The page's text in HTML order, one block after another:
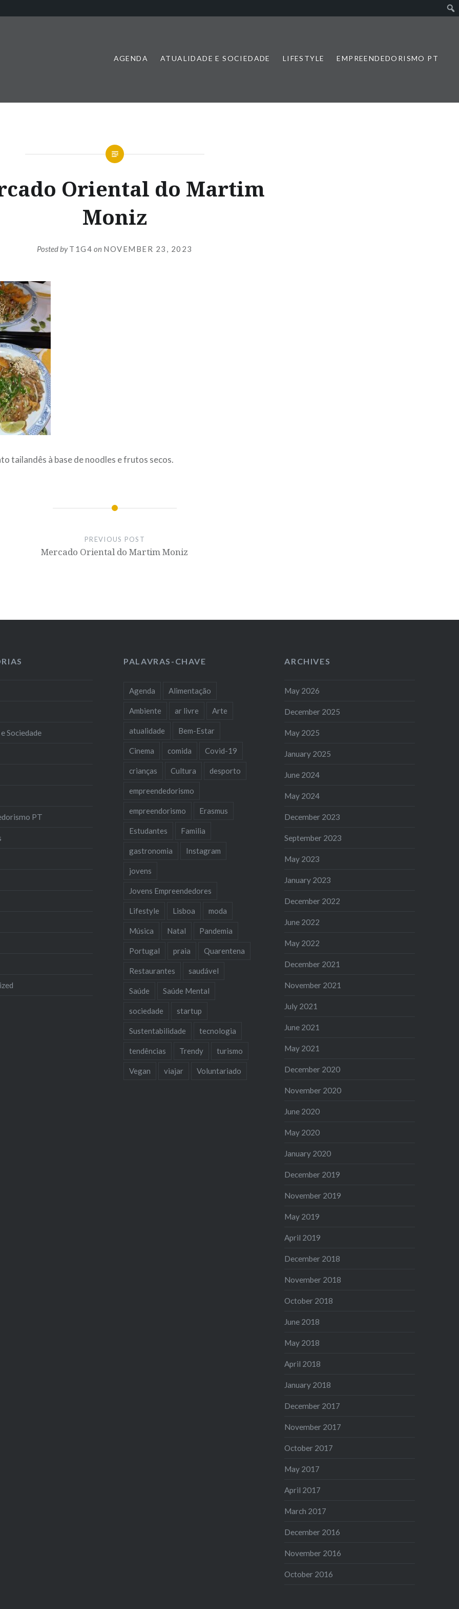
AGENDA ATUALIDADE E SOCIEDADE LIFESTYLE EMPREENDEDORISMO PT
Oriental do Martim
Moniz
Posted byT1G4 on NOVEMBER 23, 2023
tailandês à base de noodles e frutos secos.
PREVIOUS POST
Mercado Oriental do Martim Moniz
Sociedade
PT
PALAVRAS-CHAVE
Agenda Alimentação
Ambiente ar livre Arte
atualidade Bem-Estar
Cinema comida Covid-19
crianças Cultura desporto
empreendedorismo
empreendorismo Erasmus
Estudantes Familia
gastronomia Instagram
jovens
Jovens Empreendedores
Lifestyle Lisboa moda
Música Natal Pandemia
Portugal praia Quarentena
Restaurantes saudável
Saúde Saúde Mental
sociedade startup
Sustentabilidade tecnologia
tendências Trendy turismo
Vegan viajar Voluntariado
ARCHIVES
May 2026
December 2025
May 2025
January 2025
June 2024
May 2024
December 2023
September 2023
May 2023
January 2023
December 2022
June 2022
May 2022
December 2021
November 2021
July 2021
June 2021
May 2021
December 2020
November 2020
June 2020
May 2020
January 2020
December 2019
November 2019
May 2019
April 2019
December 2018
November 2018
October 2018
June 2018
May 2018
April 2018
January 2018
December 2017
November 2017
October 2017
May 2017
April 2017
March 2017
December 2016
November 2016
October 2016